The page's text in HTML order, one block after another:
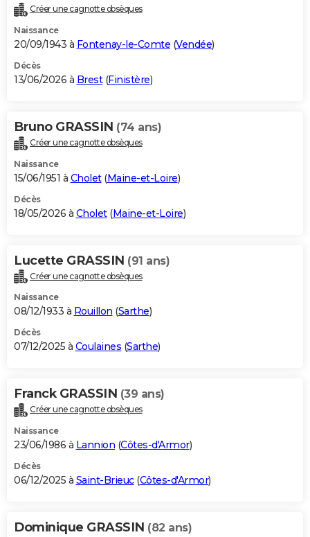
Bricolage
Lifestyle
Culture
Sport
Auto
Television
Voyage
CinemaCréer une cagnotte obsèques
Naissance
20/09/1943 à Fontenay-le-Comte (Vendée)
Décès
13/06/2026 à Brest(Finistère)
Bruno GRASSIN (74 ans)
Créer une cagnotte obsèques
Naissance
15/06/1951 à Cholet(Maine-et-Loire)
Décès
18/05/2026 à Cholet(Maine-et-Loire)
Lucette GRASSIN (91 ans)
Créer une cagnotte obsèques
Naissance
08/12/1933 à Rouillon (Sarthe)
Décès
07/12/2025 à Coulaines (Sarthe)
Franck GRASSIN (39 ans)
Créer une cagnotte obsèques
Naissance
23/06/1986 à Lannion (Côtes-d'Armor)
Décès
06/12/2025 à Saint-Brieuc(Côtes-d'Armor)
Dominique GRASSIN (82 ans)